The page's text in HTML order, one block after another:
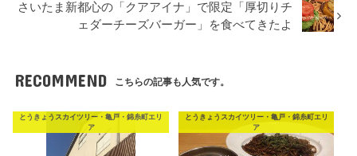
さいたま新都心の「クアアイナ」で限定「厚切りチ
ェダーチーズバーガー」を食べてきたよ
RECOMMEND こちらの記事も人気です。
とうきょうスカイツリー・亀戸・錦糸町エリ
ア
とうきょうスカイツリー・亀戸・錦糸町エリ
ア